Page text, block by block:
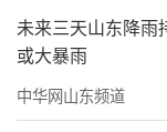
未来三天山东降雨
或大暴雨
中华网山东频道